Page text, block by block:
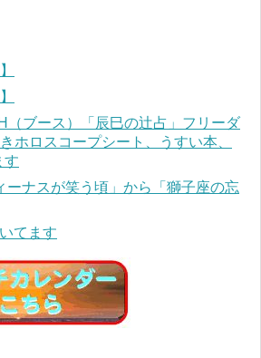
（ブース）「辰巳の辻占」フリーダ
ホロスコープシート、うすい本、
す
ーナスが笑う頃」から「獅子座の忘
てます